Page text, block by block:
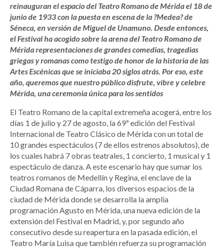
reinauguran el espacio del Teatro Romano de Mérida el 18 de
junio de 1933 con la puesta en escena de la ?Medea? de
Séneca, en versión de Miguel de Unamuno. Desde entonces,
el Festival ha acogido sobre la arena del Teatro Romano de
Mérida representaciones de grandes comedias, tragedias
griegas y romanas como testigo de honor de la historia de las
Artes Escénicas que se iniciaba 20 siglos atrás. Por eso, este
año, queremos que nuestro público disfrute, vibre y celebre
Mérida, una ceremonia única para los sentidos
El Teatro Romano de la capital extremeña acogerá, entre los
días 1 de julio y 27 de agosto, la 69ª edición del Festival
Internacional de Teatro Clásico de Mérida con un total de
10 grandes espectáculos (7 de ellos estrenos absolutos), de
los cuales habrá 7 obras teatrales, 1 concierto, 1 musical y 1
espectáculo de danza. A este escenario hay que sumar los
teatros romanos de Medellín y Regina, el enclave de la
Ciudad Romana de Cáparra, los diversos espacios de la
ciudad de Mérida donde se desarrolla la amplia
programación Agusto en Mérida, una nueva edición de la
extensión del Festival en Madrid, y, por segundo año
consecutivo desde su reapertura en la pasada edición, el
Teatro María Luisa que también refuerza su programación